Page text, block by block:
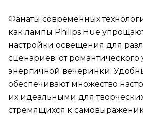
Фанаты современных
как лампы Philips Hue
настройки освещения для
сценариев: от
энергичной вечеринки.
обеспечивают множество
их идеальными для
стремящихся к